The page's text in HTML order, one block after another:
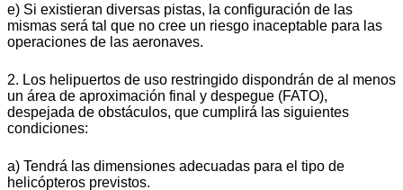
e) Si existieran diversas pistas, la configuración de las
mismas será tal que no cree un riesgo inaceptable para las
operaciones de las aeronaves.
2. Los helipuertos de uso restringido dispondrán de al menos
un área de aproximación final y despegue (FATO),
despejada de obstáculos, que cumplirá las siguientes
condiciones:
a) Tendrá las dimensiones adecuadas para el tipo de
helicópteros previstos.